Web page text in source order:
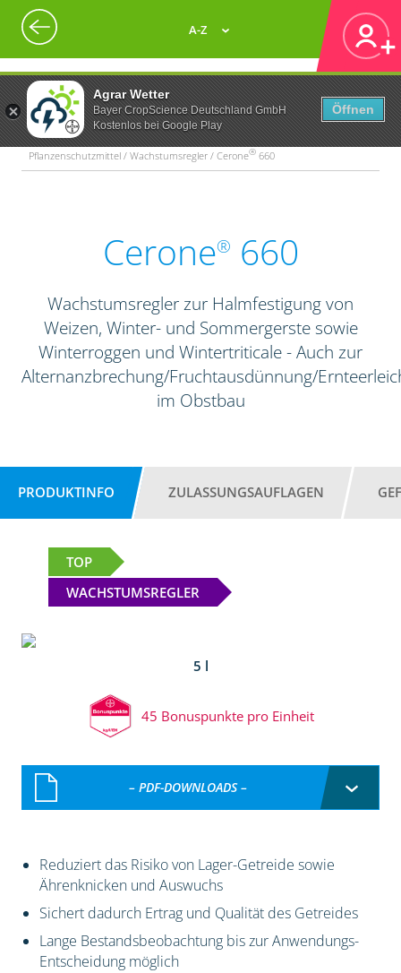
Agrar Wetter
Bayer CropScience Deutschland GmbH
Kostenlos bei Google Play
Öffnen
A-Z
Pflanzenschutzmittel / Wachstumsregler / Cerone® 660
Cerone® 660
Wachstumsregler zur Halmfestigung von
Weizen, Winter- und Sommergerste sowie
Winterroggen und Wintertriticale - Auch zur
Alternanzbrechung/Fruchtausdünnung/
im Obstbau
PRODUKTINFO ZULASSUNGSAUFLAGEN
TOP
WACHSTUMSREGLER
5 l
45 Bonuspunkte pro Einheit
– PDF-DOWNLOADS –
Reduziert das Risiko von Lager-Getreide sowie
Ährenknicken und Auswuchs
Sichert dadurch Ertrag und Qualität des Getreides
Lange Bestandsbeobachtung bis zur Anwendungs-
Entscheidung möglich